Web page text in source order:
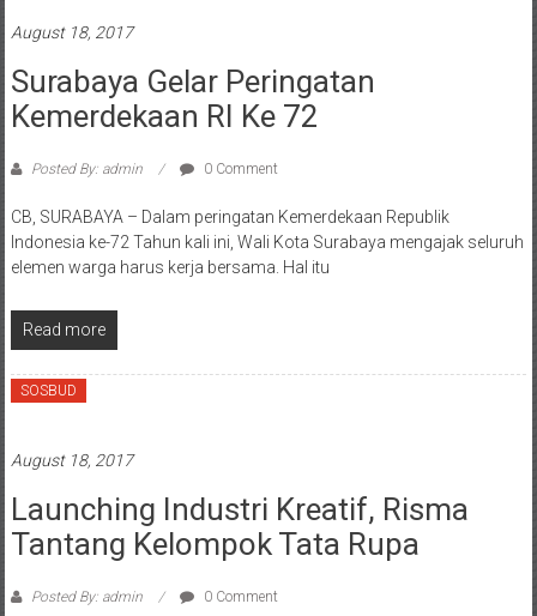
August 18, 2017
Surabaya Gelar Peringatan
Kemerdekaan RI Ke 72
Posted By: admin 0 Comment
CB, SURABAYA – Dalam peringatan Kemerdekaan Republik
Indonesia ke-72 Tahun kali ini, Wali Kota Surabaya mengajak seluruh
elemen warga harus kerja bersama. Hal itu
Read more
SOSBUD
August 18, 2017
Launching Industri Kreatif, Risma
Tantang Kelompok Tata Rupa
Posted By: admin 0 Comment